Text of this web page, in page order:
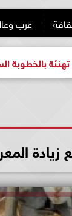
عرب
السعيدة..
زيادة